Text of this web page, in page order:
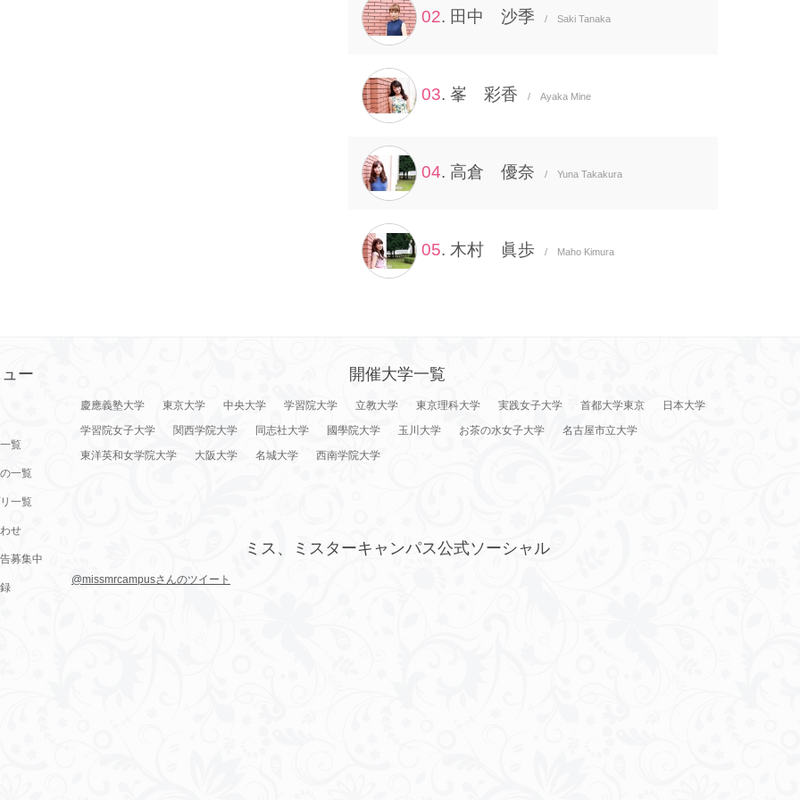
02. 田中 沙季 / Saki Tanaka
03. 峯 彩香 / Ayaka Mine
04. 高倉 優奈 / Yuna Takakura
05. 木村 眞歩 / Maho Kimura
ー
覧
一覧
一覧
せ
募集中
開催大学一覧
慶應義塾大学 東京大学 中央大学 学習院大学 立教大学 東京理科大学 実践女子大学 首都大学東京
日本大学
学習院女子大学
関西学院大学 同志社大学 國學院大学 玉川大学 お茶の水女子大学
名古屋市立大学
東洋英和女学院大学
大阪大学 名城大学 西南学院大学
ミス、ミスターキャンパス公式ソーシャル
@missmrcampusさんのツイート